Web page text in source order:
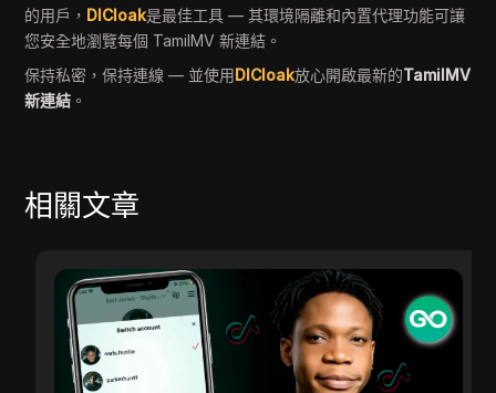
的用戶， DICloak是最佳工具 — 其環境隔離和內置代理功能可讓
您安全地瀏覽每個 TamilMV 新連結。
保持私密，保持連線 — 並使用DICloak放心開啟最新的TamilMV
新連結 。
相關文章